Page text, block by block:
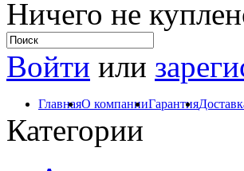
Ничего не
Войти или
ГлавнаяО компанииГарантия
Категории